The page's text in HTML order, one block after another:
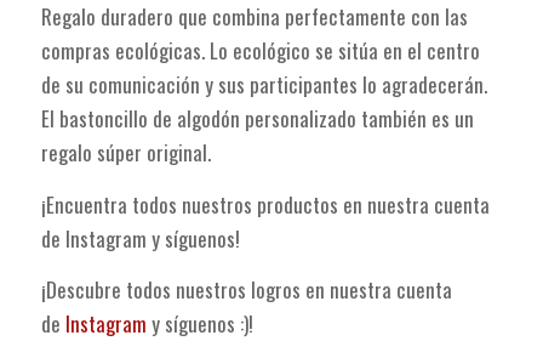
Regalo duradero que combina perfectamente con las
compras ecológicas. Lo ecológico se sitúa en el centro
de su comunicación y sus participantes lo agradecerán.
El bastoncillo de algodón personalizado también es un
regalo súper original.
¡Encuentra todos nuestros productos en nuestra cuenta
de Instagram y síguenos!
¡Descubre todos nuestros logros en nuestra cuenta
de Instagram y síguenos :)!